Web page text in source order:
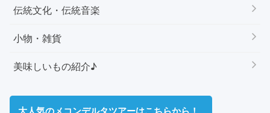
伝統文化・伝統音楽
小物・雑貨
美味しいもの紹介♪